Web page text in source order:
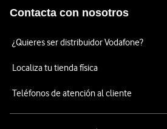
Contacta con nosotros
¿Quieres ser distribuidor Vodafone?
Localiza tu tienda física
Teléfonos de atención al cliente